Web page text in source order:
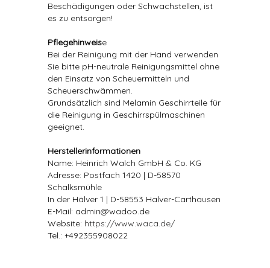
Beschädigungen oder Schwachstellen, ist
es zu entsorgen!
Pflegehinweise
Bei der Reinigung mit der Hand verwenden
Sie bitte pH-neutrale Reinigungsmittel ohne
den Einsatz von Scheuermitteln und
Scheuerschwämmen.
Grundsätzlich sind Melamin Geschirrteile für
die Reinigung in Geschirrspülmaschinen
geeignet.
Herstellerinformationen
Name: Heinrich Walch GmbH & Co. KG
Adresse: Postfach 1420 | D-58570
Schalksmühle
In der Hälver 1 | D-58553 Halver-Carthausen
E-Mail: admin@wadoo.de
Website: https://www.waca.de/
Tel.: +492355908022